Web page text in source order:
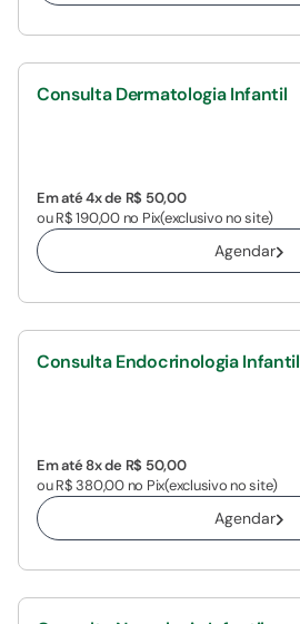
Consulta Dermatologia Infantil
Em até 4x de R$ 50,00
ou R$ 190,00 no Pix(exclusivo no site)
Agendar
Consulta Endocrinologia Infantil
Em até 8x de R$ 50,00
ou R$ 380,00 no Pix(exclusivo no site)
Agendar